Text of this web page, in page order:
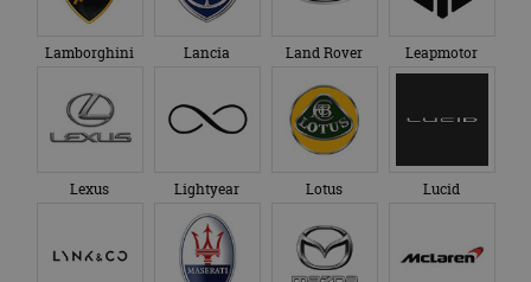
Lamborghini Lancia Land Rover Leapmotor
Lexus Lightyear Lotus Lucid